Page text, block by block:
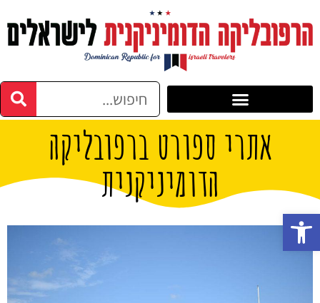
אתרי ספורט ברפובליקה
הדומיניקנית
פתח סרגל נגישות